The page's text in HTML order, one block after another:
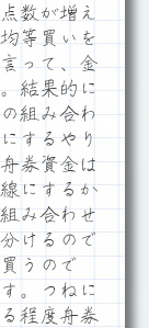
数が増え
等買いを
って、金
結果的に
組み合わ
するやり
券資金は
にするか
み合わせ
けるので
うので
。つねに
程度舟券